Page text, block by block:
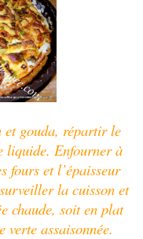
et gouda, répartir le
liquide. Enfourner à
fours et l’épaisseur
la cuisson et
chaude, soit en plat
assaisonnée.